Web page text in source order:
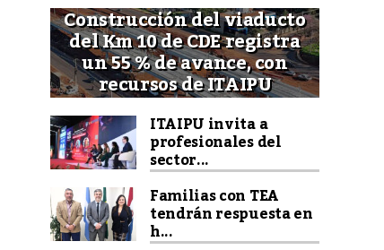
Construcción del viaducto
del Km 10 de CDE registra
un 55 % de avance, con
recursos de ITAIPU
ITAIPU invita a
profesionales del
sector...
Familias con TEA
tendrán respuesta en
h...